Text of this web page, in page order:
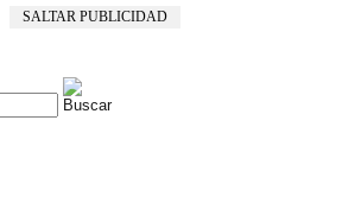
SALTAR PUBLICIDAD